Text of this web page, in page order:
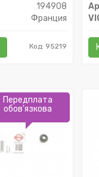
194908
Франция
Код: 95219
Передплата
обов'язкова